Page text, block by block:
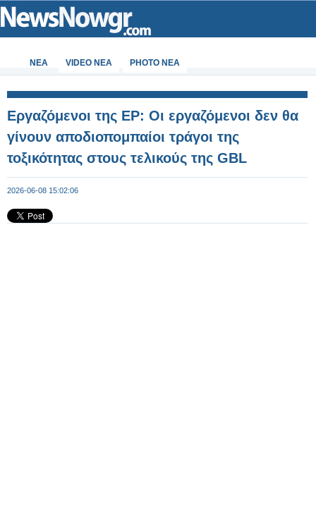
ΝΕΑ VIDEO NEA PHOTO NEA
Εργαζόμενοι της ΕΡ: Οι εργαζόμενοι δεν θα
γίνουν αποδιοπομπαίοι τράγοι της
τοξικότητας στους τελικούς της GBL
2026-06-08 15:02:06